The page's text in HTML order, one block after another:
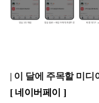
| 이 달에 주목할 미디
[ 네이버페이 ]